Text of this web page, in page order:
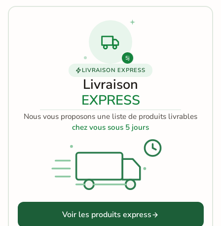
5j
LIVRAISON EXPRESS
Livraison
EXPRESS
Nous vous proposons une liste de produits livrables
chez vous sous 5 jours
Voir les produits express